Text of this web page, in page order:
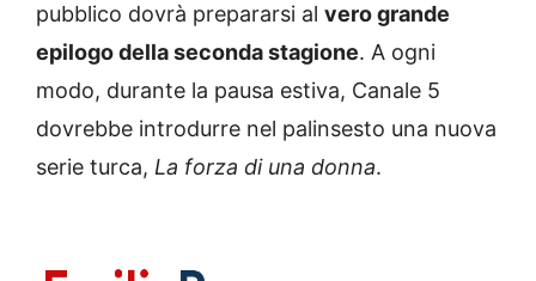
pubblico dovrà prepararsi al vero grande
epilogo della seconda stagione. A ogni
modo, durante la pausa estiva, Canale 5
dovrebbe introdurre nel palinsesto una nuova
serie turca, La forza di una donna.